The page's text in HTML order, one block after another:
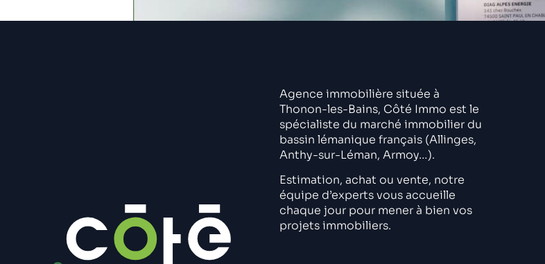
Agence immobilière située à
Thonon-les-Bains, Côté Immo est le
spécialiste du marché immobilier du
bassin lémanique français (Allinges,
Anthy-sur-Léman, Armoy…).
Estimation, achat ou vente, notre
équipe d’experts vous accueille
chaque jour pour mener à bien vos
projets immobiliers.